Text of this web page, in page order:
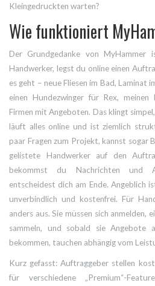
Kleingedruckten warten?
Wie funktioniert
Der Grundgedanke von MyHammer
Handwerker, legst du online einen
es geht – neue Fliesen im Bad, Laminat
einen Hundezwinger für Rex, meinen
Firmen mit Angeboten. Das klingt
läuft alles online und ist ziemlich
paar Fragen zum Projekt, kannst sogar
gelistete Handwerker auf den
bekommst du Nachrichten und
entscheidest dich am Ende. Angeblich
unverbindlich und kostenfrei. Für
anders aus. Sie müssen sich anmelden,
sammeln, und sobald sie Angebote
bekommen, tauchen abhängig vom
Kurz gefasst: Auftraggeber stellen
für verschiedene „Premium“-